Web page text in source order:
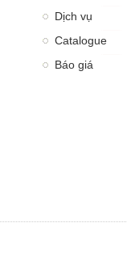
Dịch vụ
Catalogue
Báo giá